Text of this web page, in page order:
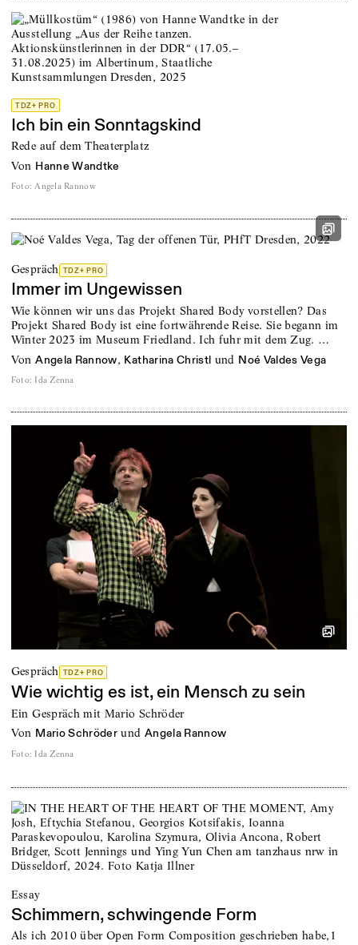
TDZ+ PRO
Ich bin ein Sonntagskind
Rede auf dem Theaterplatz
von Hanne Wandtke
Foto: Angela Rannow
Gespräch TDZ+ PRO
Immer im Ungewissen
Wie können wir uns das Projekt Shared Body vorstellen? Das
Projekt Shared Body ist eine fortwährende Reise. Sie begann im
Winter 2023 im Museum Friedland. Ich fuhr mit dem Zug. …
von Angela Rannow, Katharina Christl und Noé Valdes Vega
Foto: Ida Zenna
Gespräch TDZ+ PRO
Wie wichtig es ist, ein Mensch zu sein
Ein Gespräch mit Mario Schröder
von Mario Schröder und Angela Rannow
Foto: Ida Zenna
Essay
Schimmern, schwingende Form
Als ich 2010 über Open Form Composition geschrieben habe,1